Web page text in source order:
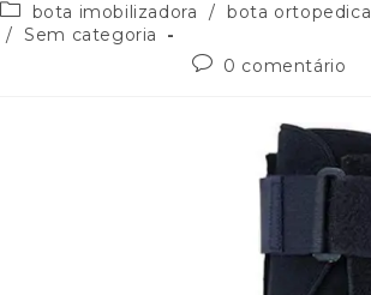
bota imobilizadora
/ bota ortopedica
/ Sem categoria
0 comentário